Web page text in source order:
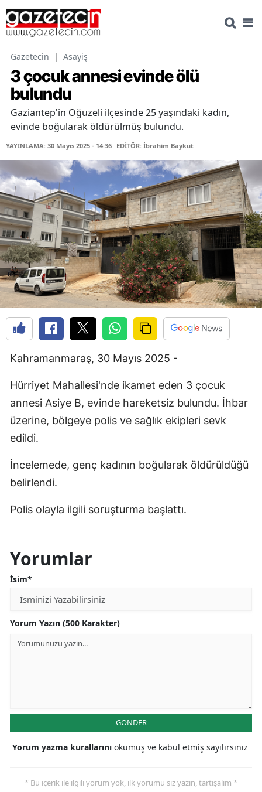
Gazetecin | Asayiş
3 çocuk annesi evinde ölü
bulundu
Gaziantep'in Oğuzeli ilçesinde 25 yaşındaki kadın,
evinde boğularak öldürülmüş bulundu.
YAYINLAMA: 30 Mayıs 2025 - 14:36 EDİTÖR: İbrahim Baykut
Kahramanmaraş, 30 Mayıs 2025 -
Hürriyet Mahallesi'nde ikamet eden 3 çocuk
annesi Asiye B, evinde hareketsiz bulundu. İhbar
üzerine, bölgeye polis ve sağlık ekipleri sevk
edildi.
İncelemede, genç kadının boğularak öldürüldüğü
belirlendi.
Polis olayla ilgili soruşturma başlattı.
Yorumlar
İsim*
Yorum Yazın (500 Karakter)
GÖNDER
Yorum yazma kurallarını okumuş ve kabul etmiş sayılırsınız
* Bu içerik ile ilgili yorum yok, ilk yorumu siz yazın, tartışalım *